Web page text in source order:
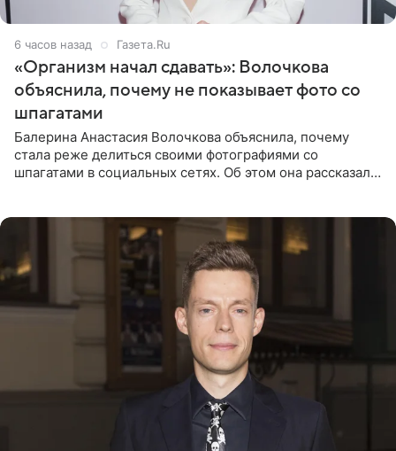
6 часов назад Газета.Ru
«Организм начал сдавать»: Волочкова
объяснила, почему не показывает фото со
шпагатами
Балерина Анастасия Волочкова объяснила, почему
стала реже делиться своими фотографиями со
шпагатами в социальных сетях. Об этом она рассказала